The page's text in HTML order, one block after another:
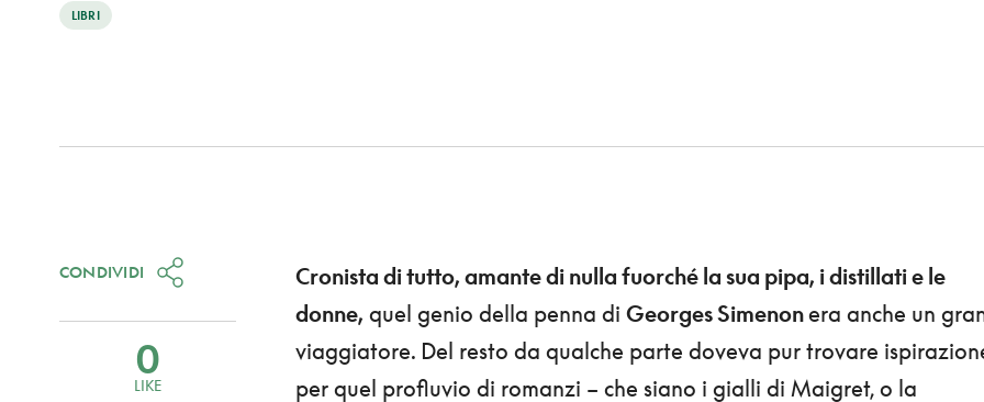
LIBRI
Cronista di tutto, amante di nulla fuorché la sua pipa, i distillati e le
donne, quel genio della penna di Georges Simenonera anche un
viaggiatore. Del resto da qualche parte doveva pur trovare
per quel profluvio di romanzi – che siano i gialli di Maigret, o la
CONDIVIDI
0
LIKE